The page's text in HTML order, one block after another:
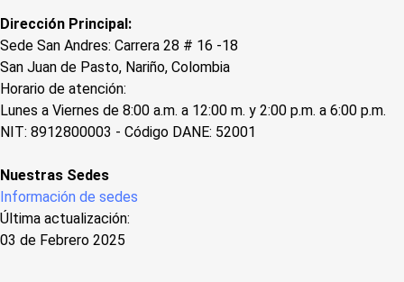
Dirección Principal:
Sede San Andres: Carrera 28 # 16 -18
San Juan de Pasto, Nariño, Colombia
Horario de atención:
Lunes a Viernes de 8:00 a.m. a 12:00 m. y 2:00 p.m. a 6:00 p.m.
NIT: 8912800003 - Código DANE: 52001
Nuestras Sedes
Información de sedes
Última actualización:
03 de Febrero 2025